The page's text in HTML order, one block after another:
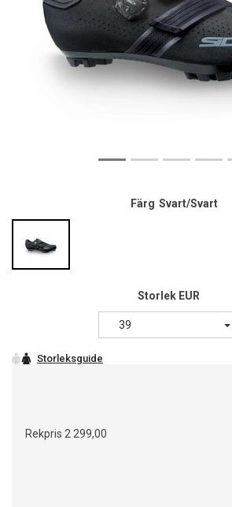
Färg Svart/Svart
Storlek EUR
39
Rekpris 2 299,00